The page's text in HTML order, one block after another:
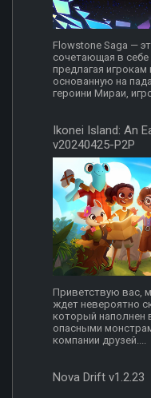
Flowstone Saga —
сочетающая в себе
предлагая
основанную на
героини Мираи,
Ikonei Island: An
v20240425-P2P
Приветствую вас,
ждет невероятно
который наполнен
опасными
компании друзей....
Nova Drift v1.2.23